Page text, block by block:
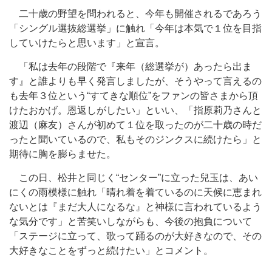
二十歳の野望を問われると、今年も開催されるであろう
「シングル選抜総選挙」に触れ「今年は本気で１位を目指
していけたらと思います」と宣言。
「私は去年の段階で『来年（総選挙が）あったら出ま
す』と誰よりも早く発言しましたが、そうやって言えるの
も去年３位という“すてきな順位”をファンの皆さまから頂
けたおかげ。恩返しがしたい」といい、「指原莉乃さんと
渡辺（麻友）さんが初めて１位を取ったのが二十歳の時だ
ったと聞いているので、私もそのジンクスに続けたら」と
期待に胸を膨らませた。
この日、松井と同じく“センター”に立った兒玉は、あい
にくの雨模様に触れ「晴れ着を着ているのに天候に恵まれ
ないとは『まだ大人になるな』と神様に言われているよう
な気分です」と苦笑いしながらも、今後の抱負について
「ステージに立って、歌って踊るのが大好きなので、その
大好きなことをずっと続けたい」とコメント。